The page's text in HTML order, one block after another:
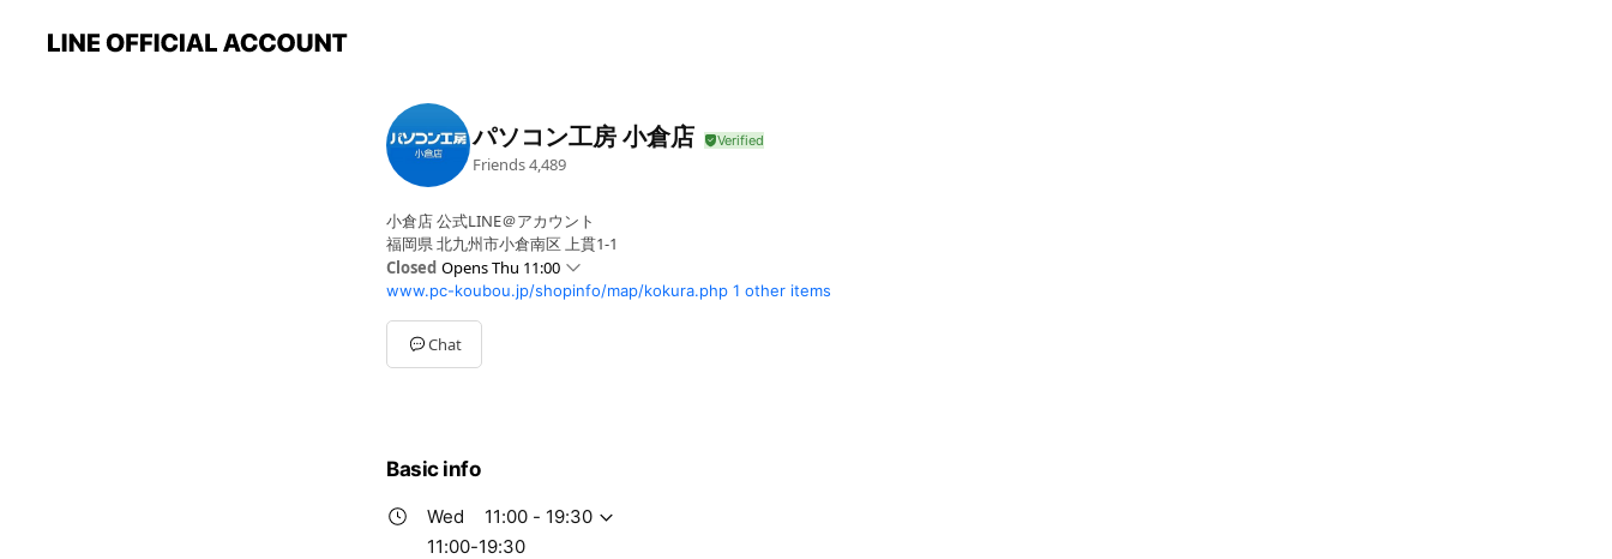
パソコン工房 小倉店
Friends4,489
小倉店 公式LINE＠アカウント
福岡県 北九州市小倉南区 上貫1-1
Closed Opens Thu 11:00
Mon11:00 - 19:30
Tue11:00 - 19:30
Wed11:00 - 19:30
Thu11:00 - 19:30
www.pc-koubou.jp/shopinfo/map/kokura.php 1 other items
Chat
Basic info
Wed
11:00 - 19:30
11:00-19:30